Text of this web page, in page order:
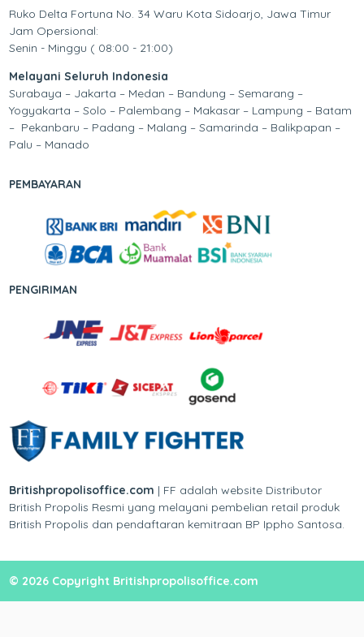
Ruko Delta Fortuna No. 34 Waru Kota Sidoarjo, Jawa Timur
Jam Opersional:
Senin - Minggu ( 08:00 - 21:00)
Melayani Seluruh Indonesia
Surabaya – Jakarta – Medan – Bandung – Semarang –
Yogyakarta – Solo – Palembang – Makasar – Lampung – Batam
– Pekanbaru – Padang – Malang – Samarinda – Balikpapan –
Palu – Manado
PEMBAYARAN
PENGIRIMAN
Britishpropolisoffice.com | FF adalah website Distributor
British Propolis Resmi yang melayani pembelian retail produk
British Propolis dan pendaftaran kemitraan BP Ippho Santosa.
© 2026 Copyright Britishpropolisoffice.com